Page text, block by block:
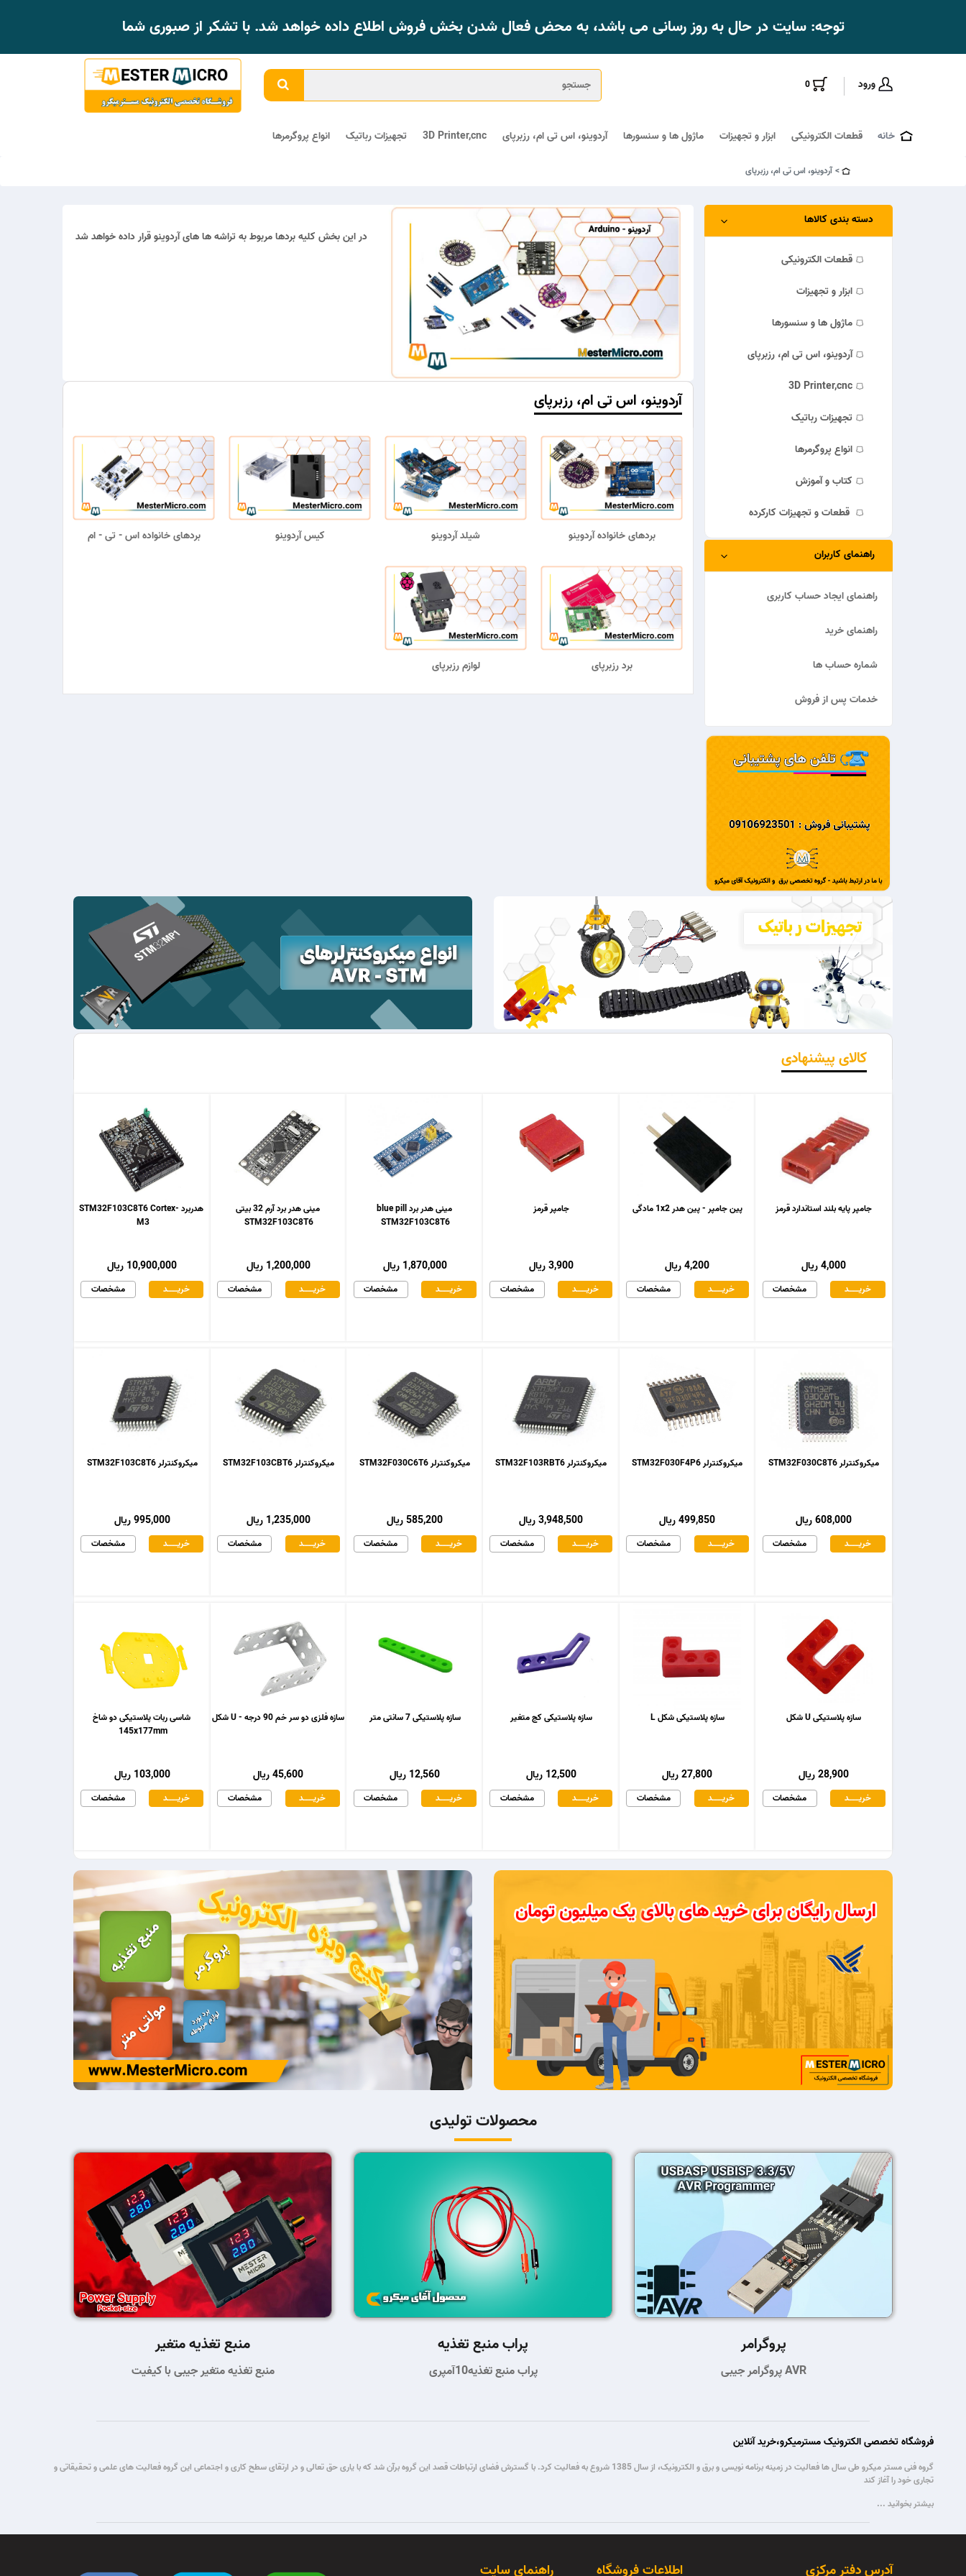
توجه: سایت در حال به روز رسانی می باشد، به محض فعال شدن بخش فروش اطلاع داده خواهد شد. با تشکر از صبوری شما
0 ورود
خانه قطعات الکترونیکی ابزار و تجهیزات ماژول ها و سنسورها آردوینو، اس تی ام، رزبرپای 3D Printer,cnc تجهیزات رباتیک انواع پروگرمرها
آردوینو، اس تی ام، رزبرپای
در این بخش کلیه بردها مربوط به تراشه ها های آردوینو قرار داده خواهد شد
آردوینو، اس تی ام، رزبرپای
بردهای خانواده آردوینو شیلد آردوینو کیس آردوینو بردهای خانواده اس - تی - ام
برد رزبرپای لوازم رزبرپای
دسته بندی کالاها
قطعات الکترونیکی
ابزار و تجهیزات
ماژول ها و سنسورها
آردوینو، اس تی ام، رزبرپای
3D Printer,cnc
تجهیزات رباتیک
انواع پروگرمرها
کتاب و آموزش
راهنمای کاربران
راهنمای ایجاد حساب کاربری
راهنمای خرید
شماره حساب ها
خدمات پس از فروش
کالای پیشنهادی
هدربرد STM32F103C8T6 Cortex-
M3
10,900,000 ریال
مشخصات خریـــــــد
مینی هدر برد آرم 32 بیتی
STM32F103C8T6
1,200,000 ریال
مشخصات خریـــــــد
مینی هدر برد blue pill
STM32F103C8T6
1,870,000 ریال
مشخصات خریـــــــد
جامپر قرمز
3,900 ریال
مشخصات خریـــــــد
پین جامپر - پین هدر 1x2 مادگی
4,200 ریال
مشخصات خریـــــــد
جامپر پایه بلند استاندارد قرمز
4,000 ریال
مشخصات خریـــــــد
میکروکنترلر STM32F103C8T6
995,000 ریال
مشخصات خریـــــــد
میکروکنترلر STM32F103CBT6
1,235,000 ریال
مشخصات خریـــــــد
میکروکنترلر STM32F030C6T6
585,200 ریال
مشخصات خریـــــــد
میکروکنترلر STM32F103RBT6
3,948,500 ریال
مشخصات خریـــــــد
میکروکنترلر STM32F030F4P6
499,850 ریال
مشخصات خریـــــــد
میکروکنترلر STM32F030C8T6
608,000 ریال
مشخصات خریـــــــد
شاسی ربات پلاستیکی دو شاخ
145x177mm
103,000 ریال
مشخصات خریـــــــد
سازه فلزی دو سر خم 90 درجه - U شکل
45,600 ریال
مشخصات خریـــــــد
سازه پلاستیکی 7 سانتی متر
12,560 ریال
مشخصات خریـــــــد
سازه پلاستیکی کج متغیر
12,500 ریال
مشخصات خریـــــــد
سازه پلاستیکی شکل L
27,800 ریال
مشخصات خریـــــــد
سازه پلاستیکی U شکل
28,900 ریال
مشخصات خریـــــــد
محصولات تولیدی
منبع تغذیه متغیر
منبع تغذیه متغیر جیبی با کیفیت
پراب منبع تغذیه
پراب منبع تغذیه10آمپری
پروگرامر
پروگرامر جیبی AVR
فروشگاه تخصصی الکترونیک مسترمیکرو،خرید آنلاین
گروه فنی مستر میکرو طی سال ها فعالیت در زمینه برنامه نویسی و برق و الکترونیک، از سال 1385 شروع به فعالیت کرد. با گسترش فضای ارتباطات قصد این گروه برآن شد که با یاری حق تعالی و در ارتقای سطح کاری و اجتماعی این گروه فعالیت های علمی و تحقیقاتی و
تجاری خود را آغاز کند
بیشتر بخوانید ...
آدرس دفتر مرکزی راهنمای سایت اطلاعات فروشگاه